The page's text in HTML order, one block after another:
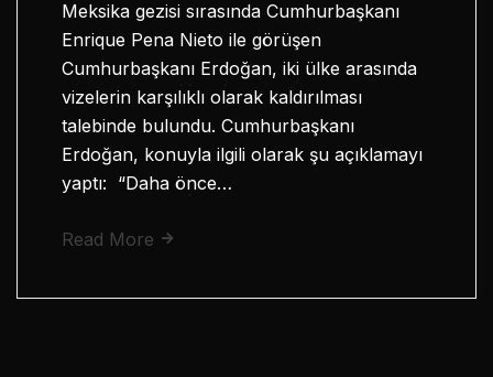
Meksika gezisi sırasında Cumhurbaşkanı
Enrique Pena Nieto ile görüşen
Cumhurbaşkanı Erdoğan, iki ülke arasında
vizelerin karşılıklı olarak kaldırılması
talebinde bulundu. Cumhurbaşkanı
Erdoğan, konuyla ilgili olarak şu açıklamayı
yaptı: “Daha önce…
Read More